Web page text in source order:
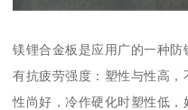
镁锂合金板是应用广的一种
有抗疲劳强度：塑性与性高
性尚好，冷作硬化时塑性低，